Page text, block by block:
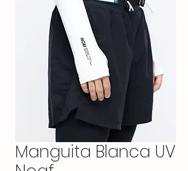
Manguita Blanca UV